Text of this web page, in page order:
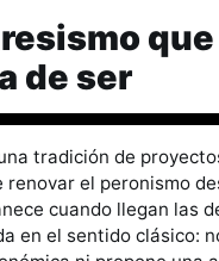
de ser
tradición de
renovar el peronismo
cuando llegan las
en el sentido clásico: